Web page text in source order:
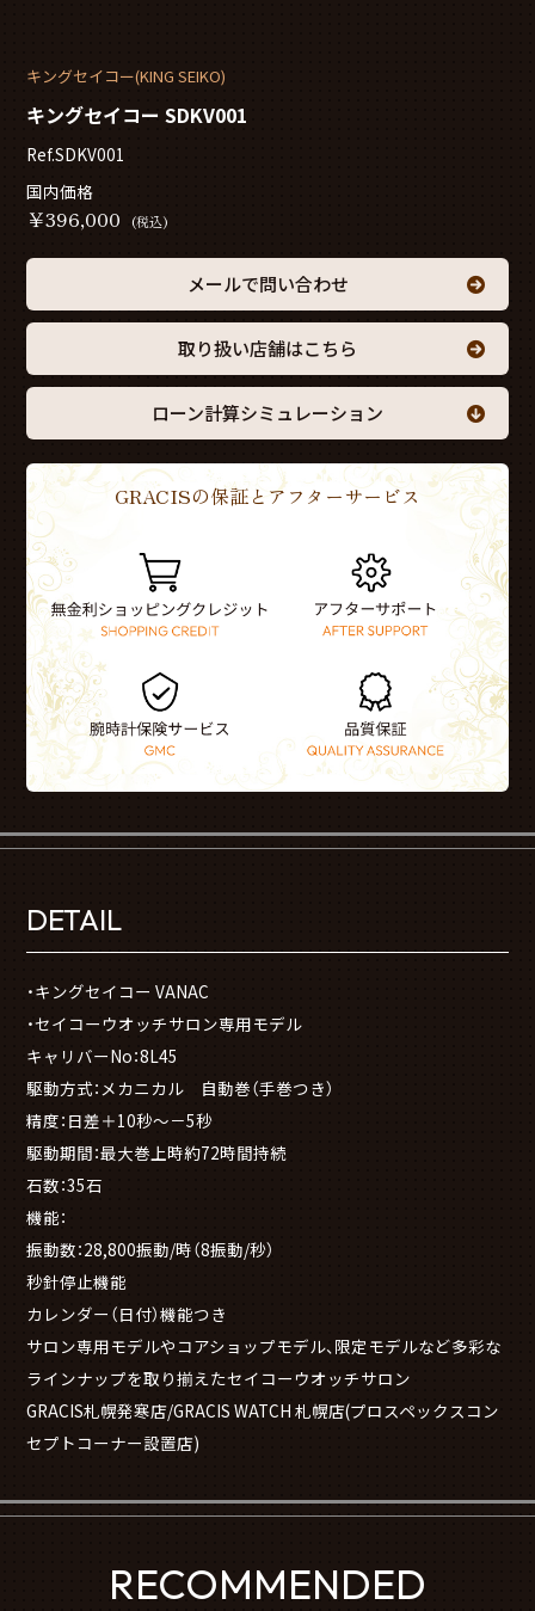
キングセイコー(KING SEIKO)
キングセイコー SDKV001
Ref.SDKV001
国内価格
￥396,000 (税込)
メールで問い合わせ
取り扱い店舗はこちら
ローン計算シミュレーション
GRACISの保証とアフターサービス
DETAIL
・キングセイコー VANAC
・セイコーウオッチサロン専用モデル
キャリバーNo：8L45
駆動方式：メカニカル 自動巻（手巻つき）
精度：日差＋10秒～－5秒
駆動期間：最大巻上時約72時間持続
石数：35石
機能：
振動数：28,800振動/時（8振動/秒）
秒針停止機能
カレンダー（日付）機能つき
サロン専用モデルやコアショップモデル、限定モデルなど多彩な
ラインナップを取り揃えたセイコーウオッチサロン
GRACIS札幌発寒店/GRACIS WATCH 札幌店(プロスペックスコン
セプトコーナー設置店)
RECOMMENDED